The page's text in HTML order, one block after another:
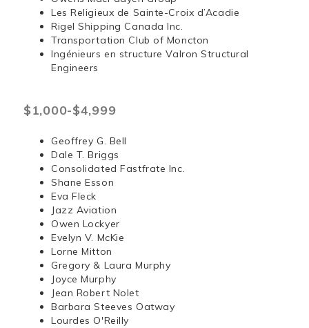
Les Religieux de Sainte-Croix d’Acadie
Rigel Shipping Canada Inc.
Transportation Club of Moncton
Ingénieurs en structure Valron Structural
Engineers
$1,000-$4,999
Geoffrey G. Bell
Dale T. Briggs
Consolidated Fastfrate Inc.
Shane Esson
Eva Fleck
Jazz Aviation
Owen Lockyer
Evelyn V. McKie
Lorne Mitton
Gregory & Laura Murphy
Joyce Murphy
Jean Robert Nolet
Barbara Steeves Oatway
Lourdes O'Reilly